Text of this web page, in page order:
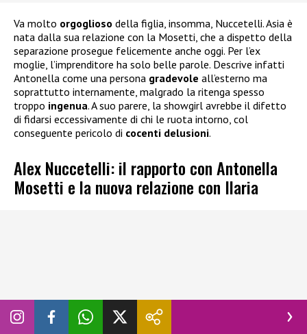
Va molto orgoglioso della figlia, insomma, Nuccetelli. Asia è
nata dalla sua relazione con la Mosetti, che a dispetto della
separazione prosegue felicemente anche oggi. Per l’ex
moglie, l’imprenditore ha solo belle parole. Descrive infatti
Antonella come una persona gradevole all’esterno ma
soprattutto internamente, malgrado la ritenga spesso
troppo ingenua. A suo parere, la showgirl avrebbe il difetto
di fidarsi eccessivamente di chi le ruota intorno, col
conseguente pericolo di cocenti delusioni.
Alex Nuccetelli: il rapporto con Antonella
Mosetti e la nuova relazione con Ilaria